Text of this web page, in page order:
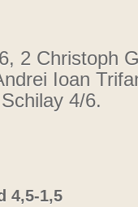
2 Christoph
Ioan
4/6.
4,5-1,5